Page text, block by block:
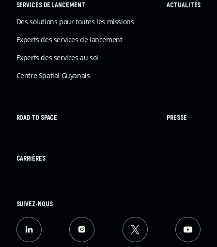
SERVICES DE LANCEMENT
Des solutions pour toutes les missions
Experts des services de lancement
Experts des services au sol
Centre Spatial Guyanais
ACTUALITÉS
ROAD TO SPACE PRESSE
CARRIÈRES
SUIVEZ-NOUS